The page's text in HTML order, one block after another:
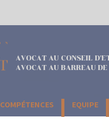
AVOCAT AU CONSEIL
AVOCAT AU BARREAU
COMPÉTENCES EQUIPE